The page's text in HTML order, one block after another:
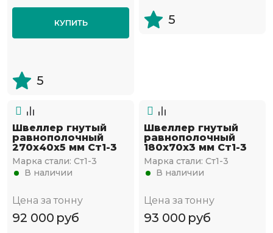
КУПИТЬ
5
5
Швеллер гнутый
равнополочный
270х40х5 мм Ст1-3
Марка стали: Ст1-3
В наличии
Цена за тонну
92 000 руб
Швеллер гнутый
равнополочный
180х70х3 мм Ст1-3
Марка стали: Ст1-3
В наличии
Цена за тонну
93 000 руб